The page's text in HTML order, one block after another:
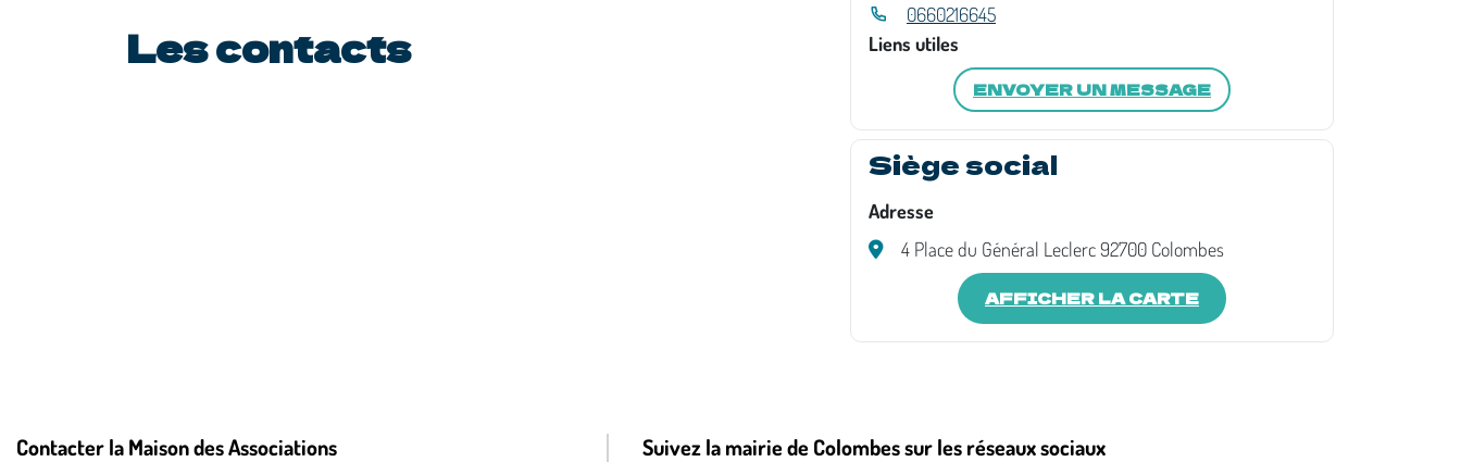
Les contacts
0660216645
Liens utiles
ENVOYER UN MESSAGE
Siège social
Adresse
4 Place du Général Leclerc 92700 Colombes
AFFICHER LA CARTE
Contacter la Maison des Associations Suivez la mairie de Colombes sur les réseaux sociaux